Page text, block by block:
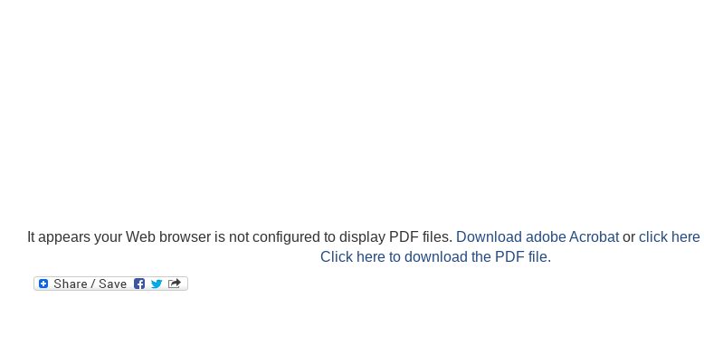
It appears your Web browser is not configured to display PDF files. Download adobe Acrobator click here
Click here to download the PDF file.